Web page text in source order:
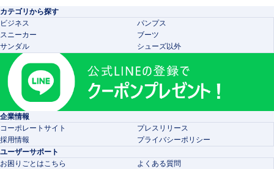
カテゴリから探す
ビジネス
パンプス
スニーカー
ブーツ
サンダル
シューズ以外
企業情報
コーポレートサイト
プレスリリース
採用情報
プライバシーポリシー
ユーザーサポート
お困りごとはこちら
よくある質問